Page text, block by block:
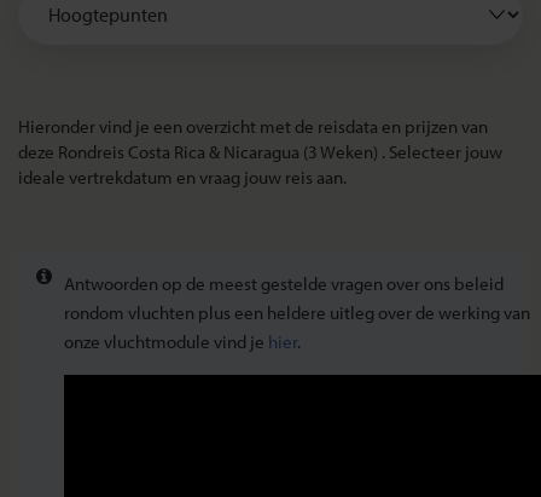
Hieronder vind je een overzicht met de reisdata en prijzen van
deze Rondreis Costa Rica & Nicaragua (3 Weken) . Selecteer jouw
ideale vertrekdatum en vraag jouw reis aan.
Antwoorden op de meest gestelde vragen over ons beleid
rondom vluchten plus een heldere uitleg over de werking van
onze vluchtmodule vind je hier.